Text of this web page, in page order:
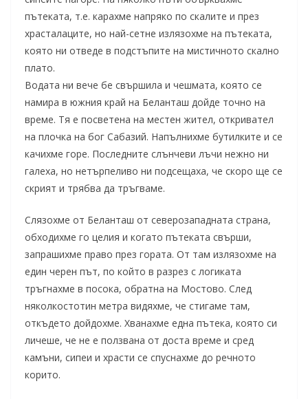
пътеката, т.е. карахме напряко по скалите и през
храсталаците, но най-сетне излязохме на пътеката,
която ни отведе в подстъпите на мистичното скално
плато.
Водата ни вече бе свършила и чешмата, която се
намира в южния край на Беланташ дойде точно на
време. Тя е посветена на местен жител, откривател
на плочка на бог Сабазий. Напълнихме бутилките и се
качихме горе. Последните слънчеви лъчи нежно ни
галеха, но нетърпеливо ни подсещаха, че скоро ще се
скрият и трябва да тръгваме.
Слязохме от Беланташ от северозападната страна,
обходихме го целия и когато пътеката свърши,
запрашихме право през гората. От там излязохме на
един черен път, по който в разрез с логиката
тръгнахме в посока, обратна на Мостово. След
няколкостотин метра видяхме, че стигаме там,
откъдето дойдохме. Хванахме една пътека, която си
личеше, че не е ползвана от доста време и сред
камъни, сипеи и храсти се спуснахме до речното
корито.